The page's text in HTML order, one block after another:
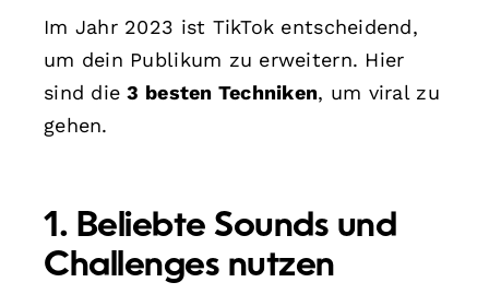
Im Jahr 2023 ist TikTok entscheidend,
um dein Publikum zu erweitern. Hier
sind die3 besten Techniken, um viral zu
gehen.
1. Beliebte Sounds und
Challenges nutzen